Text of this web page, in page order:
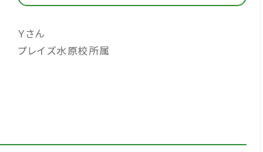
Ｙさん
プレイズ水原校所属